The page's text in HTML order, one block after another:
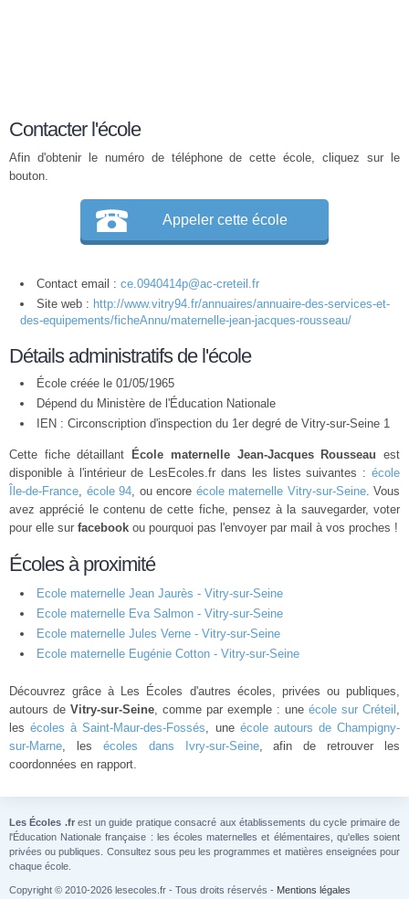
Contacter l'école
Afin d'obtenir le numéro de téléphone de cette école, cliquez sur le
bouton.
Appeler cette école
Contact email : ce.0940414p@ac-creteil.fr
Site web : http://www.vitry94.fr/annuaires/annuaire-des-services-et-
des-equipements/ficheAnnu/maternelle-jean-jacques-rousseau/
Détails administratifs de l'école
École créée le 01/05/1965
Dépend du Ministère de l'Éducation Nationale
IEN : Circonscription d'inspection du 1er degré de Vitry-sur-Seine 1
Cette fiche détaillant École maternelle Jean-Jacques Rousseau est
disponible à l'intérieur de LesEcoles.fr dans les listes suivantes : école
Île-de-France, école 94, ou encore école maternelle Vitry-sur-Seine. Vous
avez apprécié le contenu de cette fiche, pensez à la sauvegarder, voter
pour elle sur facebook ou pourquoi pas l'envoyer par mail à vos proches !
Écoles à proximité
Ecole maternelle Jean Jaurès - Vitry-sur-Seine
Ecole maternelle Eva Salmon - Vitry-sur-Seine
Ecole maternelle Jules Verne - Vitry-sur-Seine
Ecole maternelle Eugénie Cotton - Vitry-sur-Seine
Découvrez grâce à Les Écoles d'autres écoles, privées ou publiques,
autours de Vitry-sur-Seine, comme par exemple : une école sur Créteil ,
lesécoles à Saint-Maur-des-Fossés, une école autours de Champigny-
sur-Marne, les écoles dans Ivry-sur-Seine, afin de retrouver les
coordonnées en rapport.
Les Écoles .frest un guide pratique consacré aux établissements du cycle primaire de
l'Éducation Nationale française : les écoles maternelles et élémentaires, qu'elles soient
privées ou publiques. Consultez sous peu les programmes et matières enseignées pour
chaque école.
Copyright © 2010-2026 lesecoles.fr - Tous droits réservés - Mentions légales